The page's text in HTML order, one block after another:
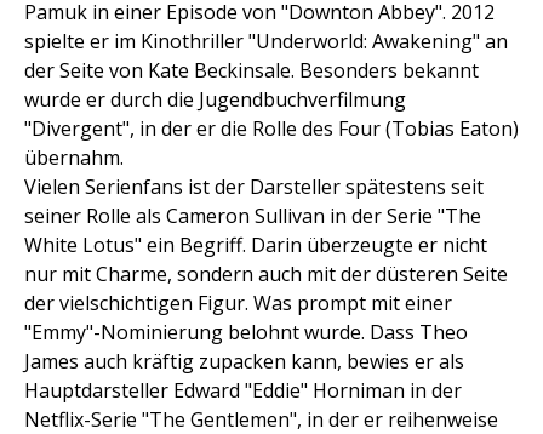
Pamuk in einer Episode von "Downton Abbey". 2012
spielte er im Kinothriller "Underworld: Awakening" an
der Seite von Kate Beckinsale. Besonders bekannt
wurde er durch die Jugendbuchverfilmung
"Divergent", in der er die Rolle des Four (Tobias Eaton)
übernahm.
Vielen Serienfans ist der Darsteller spätestens seit
seiner Rolle als Cameron Sullivan in der Serie "The
White Lotus" ein Begriff. Darin überzeugte er nicht
nur mit Charme, sondern auch mit der düsteren Seite
der vielschichtigen Figur. Was prompt mit einer
"Emmy"-Nominierung belohnt wurde. Dass Theo
James auch kräftig zupacken kann, bewies er als
Hauptdarsteller Edward "Eddie" Horniman in der
Netflix-Serie "The Gentlemen", in der er reihenweise